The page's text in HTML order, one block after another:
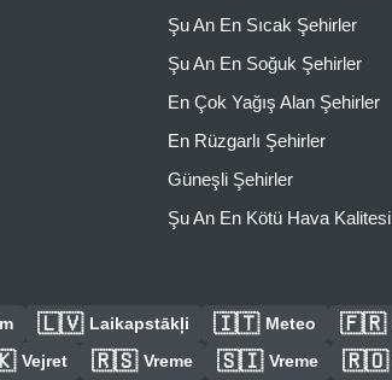
Şu An En Sıcak Şehirler
Şu An En Soğuk Şehirler
En Çok Yağış Alan Şehirler
En Rüzgarlı Şehirler
Güneşli Şehirler
Şu An En Kötü Hava Kalitesi
🇱🇻 Laikapstākļi 🇮🇹 Meteo 🇫🇷
Vejret 🇷🇸 Vreme 🇸🇮 Vreme 🇷🇴